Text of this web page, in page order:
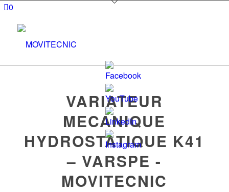
0
VARIATEUR
MECANIQUE
HYDROSTATIQUE K41
– VARSPE -
MOVITECNIC
Set
Youtube
Channel
ID